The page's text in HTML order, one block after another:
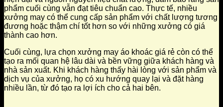
phẩm cuối cùng vẫn đạt tiêu chuẩn cao. Thực tế, nhiều
xưởng may có thể cung cấp sản phẩm với chất lượng tương
đương hoặc thậm chí tốt hơn so với những xưởng có giá
thành cao hơn.
Cuối cùng, lựa chọn xưởng may áo khoác giá rẻ còn có thể
tạo ra mối quan hệ lâu dài và bền vững giữa khách hàng và
nhà sản xuất. Khi khách hàng thấy hài lòng với sản phẩm và
dịch vụ của xưởng, họ có xu hướng quay lại và đặt hàng
nhiều lần, từ đó tạo ra lợi ích cho cả hai bên.